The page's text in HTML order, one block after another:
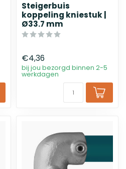
Steigerbuis
koppeling kniestuk |
Ø33.7 mm
€4,36
bij jou bezorgd binnen 2-5
werkdagen